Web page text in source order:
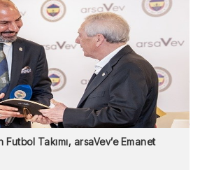
Futbol Takımı, arsaVev’e Emanet